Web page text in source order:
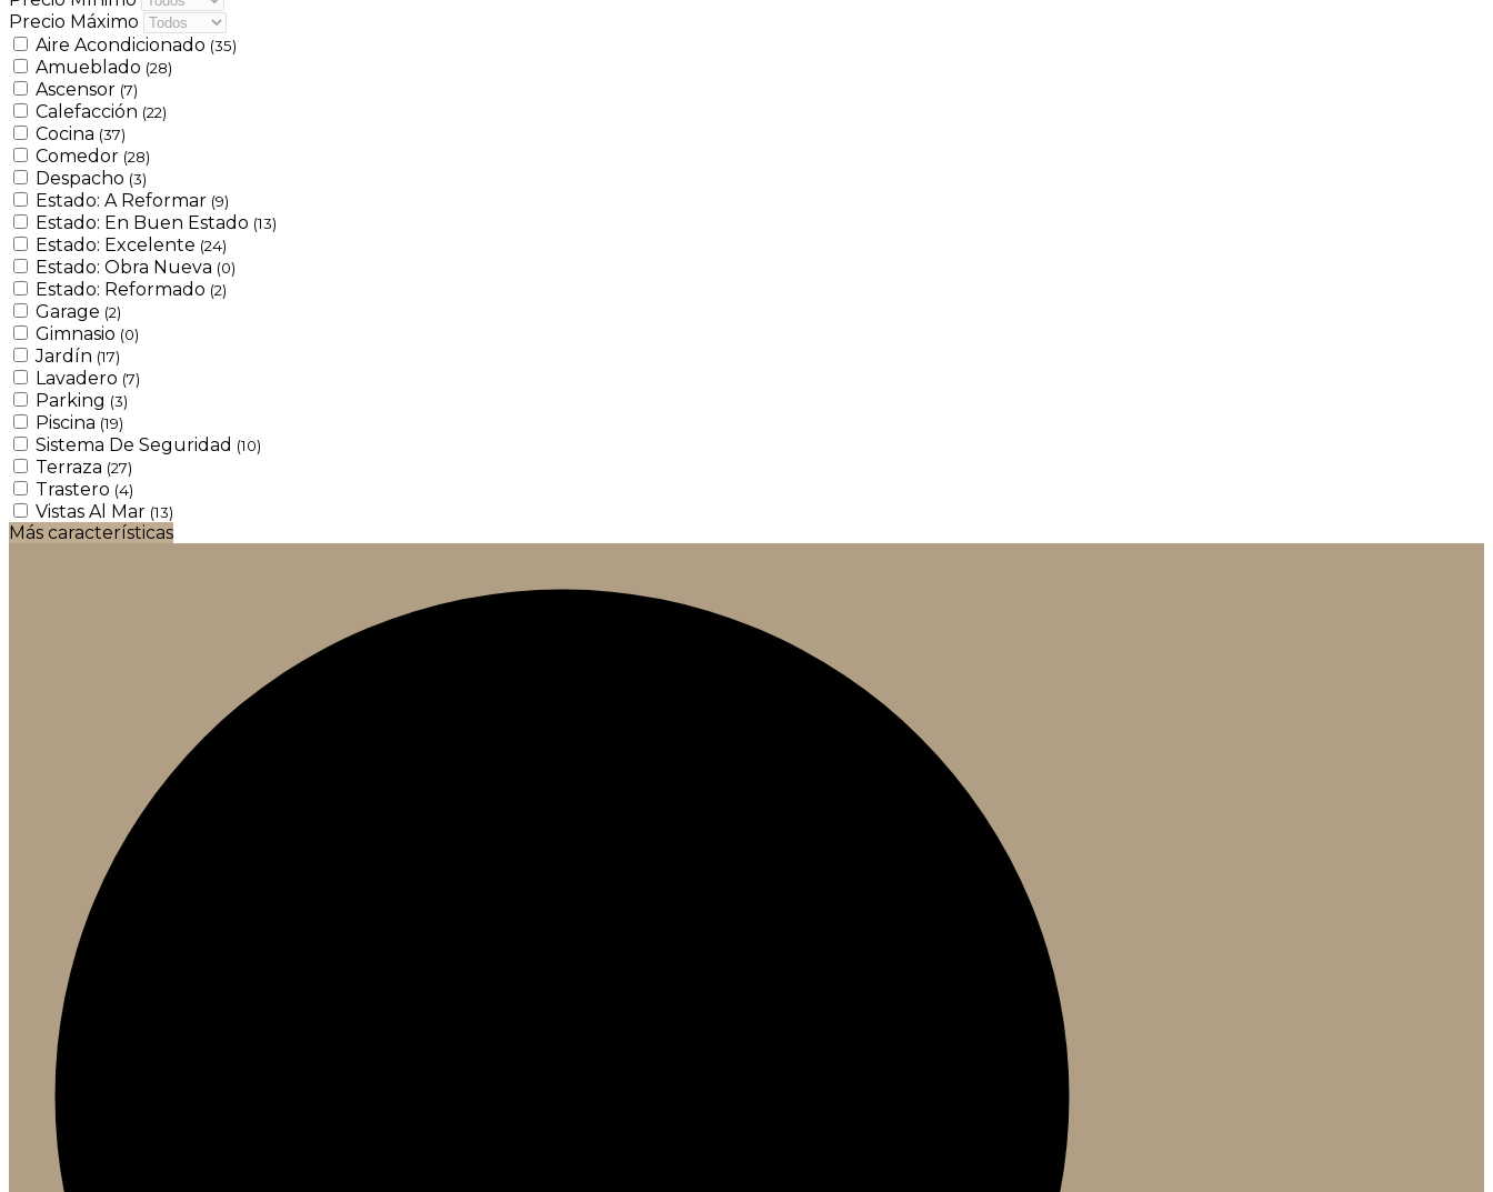
Precio Máximo
Aire Acondicionado (35)
Amueblado (28)
Ascensor (7)
Calefacción (22)
Cocina (37)
Comedor (28)
Despacho (3)
Estado: A Reformar (9)
Estado: En Buen Estado (13)
Estado: Excelente (24)
Estado: Obra Nueva (0)
Estado: Reformado (2)
Garage (2)
Gimnasio (0)
Jardín (17)
Lavadero (7)
Parking (3)
Piscina (19)
Sistema De Seguridad (10)
Terraza (27)
Trastero (4)
Vistas Al Mar (13)
Más características